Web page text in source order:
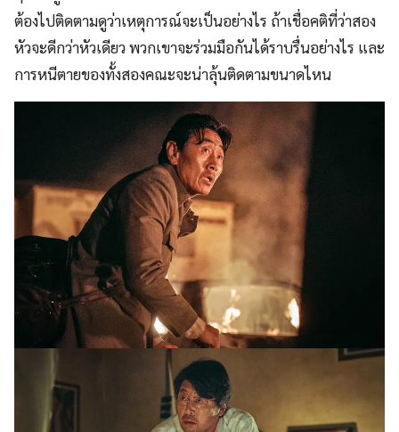
ต้องไปติดตามดูว่าเหตุการณ์จะเป็นอย่างไร ถ้าเชื่อคติที่ว่าสอง
หัวจะดีกว่าหัวเดียว พวกเขาจะร่วมมือกันได้ราบรื่นอย่างไร และ
การหนีตายของทั้งสองคณะจะน่าลุ้นติดตามขนาดไหน